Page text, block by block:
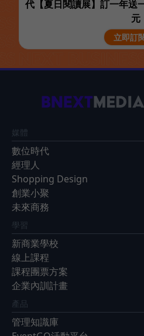
代【夏日閱讀展】訂一年送
元
立即訂
媒體
數位時代
經理人
Shopping Design
創業小聚
未來商務
學習
新商業學校
線上課程
課程團票方案
企業內訓計畫
產品
管理知識庫